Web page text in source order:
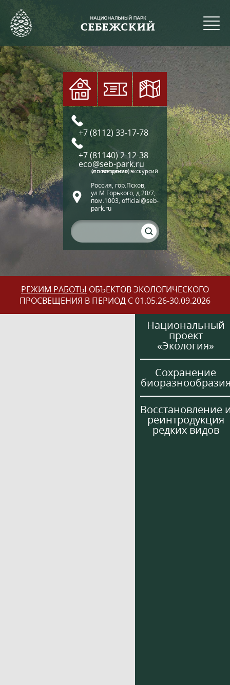
+7 (8112) 33-17-78
+7 (81140) 2-12-38
eco@seb-park.ru
(по вопросам экскурсий и посещения)
Россия, гор.Псков,
ул.М.Горького, д.20/7,
пом.1003, official@seb-
park.ru
РЕЖИМ РАБОТЫ ОБЪЕКТОВ ЭКОЛОГИЧЕСКОГО
ПРОСВЕЩЕНИЯ В ПЕРИОД С 01.05.26-30.09.2026
Национальный
проект
«Экология»
Сохранение
Восстановление
реинтродукция
редких видов